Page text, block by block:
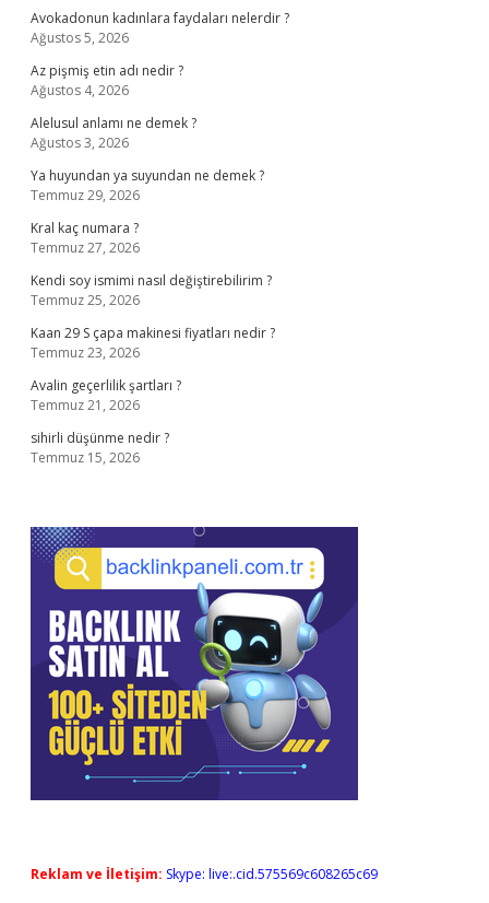
Avokadonun kadınlara faydaları nelerdir ?
Ağustos 5, 2026
Az pişmiş etin adı nedir ?
Ağustos 4, 2026
Alelusul anlamı ne demek ?
Ağustos 3, 2026
Ya huyundan ya suyundan ne demek ?
Temmuz 29, 2026
Kral kaç numara ?
Temmuz 27, 2026
Kendi soy ismimi nasıl değiştirebilirim ?
Temmuz 25, 2026
Kaan 29 S çapa makinesi fiyatları nedir ?
Temmuz 23, 2026
Avalin geçerlilik şartları ?
Temmuz 21, 2026
sihirli düşünme nedir ?
Temmuz 15, 2026
Reklam ve İletişim: Skype: live:.cid.575569c608265c69